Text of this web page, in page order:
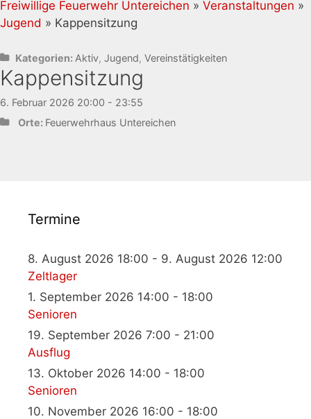
Freiwillige Feuerwehr Untereichen » Veranstaltungen »
Jugend » Kappensitzung
Kategorien: Aktiv, Jugend, Vereinstätigkeiten
Kappensitzung
6. Februar 2026 20:00 - 23:55
Orte: Feuerwehrhaus Untereichen
Termine
8. August 2026 18:00 - 9. August 2026 12:00
Zeltlager
1. September 2026 14:00 - 18:00
Senioren
19. September 2026 7:00 - 21:00
Ausflug
13. Oktober 2026 14:00 - 18:00
Senioren
10. November 2026 16:00 - 18:00